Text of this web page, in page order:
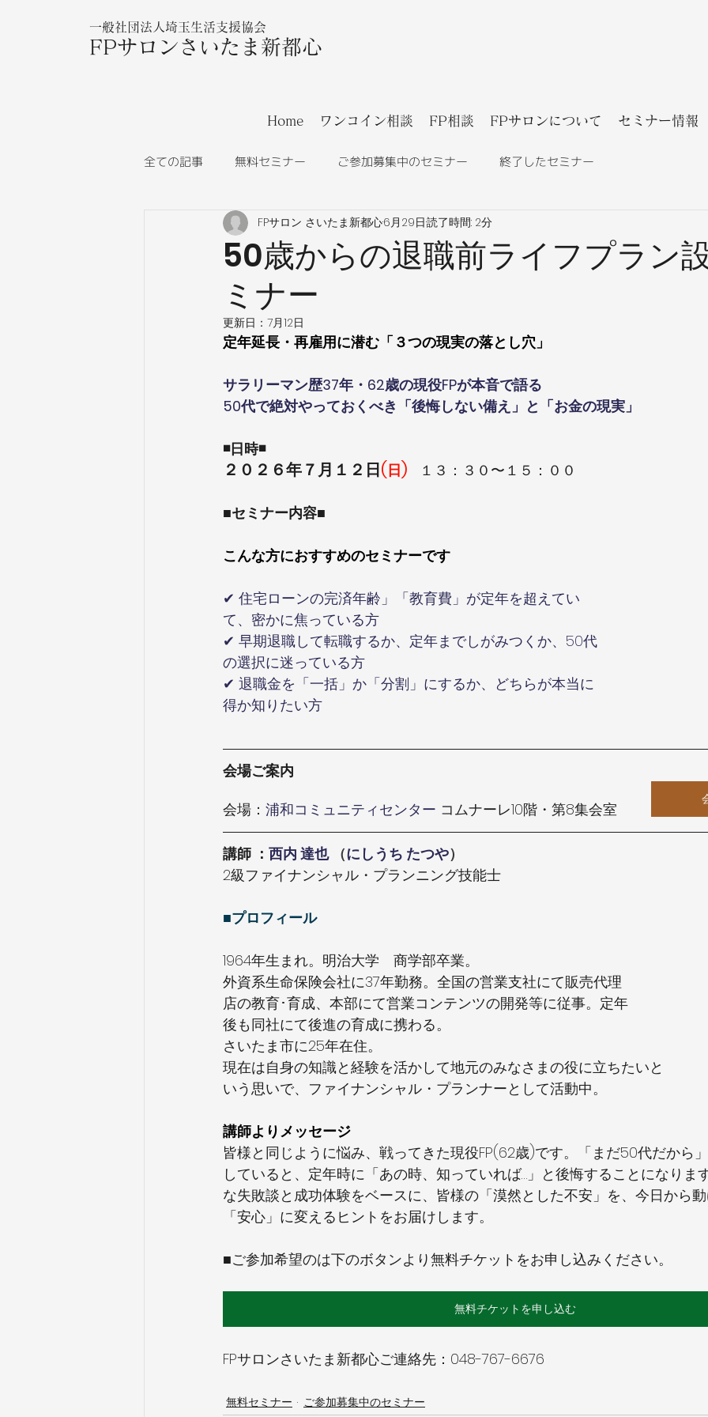
一般社団法人埼玉生活支援協会
FPサロンさいたま新都心
Home ワンコイン相談 FP相談 FPサロンについて セミナー情報
全ての記事 無料セミナー ご参加募集中のセミナー 終了したセミナー
50歳からの退職前ライフプラン
ミナー
FPサロン さいたま新都心6月29日読了時間: 2分
更新日： 7月12日
定年延長・再雇用に潜む「３つの現実の落とし穴」
サラリーマン歴37年・62歳の現役FPが本音で語る
50代で絶対やっておくべき「後悔しない備え」と「お金の現実」
◾️日時◾️
２０２６年７月１２日(日) １３：３０〜１５：００
■セミナー内容■
こんな方におすすめのセミナーです
✔︎ 住宅ローンの完済年齢」「教育費」が定年を超えてい
て、密かに焦っている方
✔︎ 早期退職して転職するか、定年までしがみつくか、50代
の選択に迷っている方
✔︎ 退職金を「一括」か「分割」にするか、どちらが本当に
得か知りたい方
会場ご案内
会場： 浦和コミュニティセンター コムナーレ10階・第8集会室
講師 ： 西内 達也 （にしうち たつや）
2級ファイナンシャル・プランニング技能士
■プロフィール
1964年生まれ。明治大学　商学部卒業。
外資系生命保険会社に37年勤務。全国の営業支社にて販売代理
店の教育･育成、本部にて営業コンテンツの開発等に従事。定年
後も同社にて後進の育成に携わる。
さいたま市に25年在住。
現在は自身の知識と経験を活かして地元のみなさまの役に立ちたいと
いう思いで、ファイナンシャル・プランナーとして活動中。
講師よりメッセージ
皆様と同じように悩み、戦ってきた現役FP(62歳)です。「まだ50代だから
していると、定年時に「あの時、知っていれば…」と後悔することになりま
な失敗談と成功体験をベースに、皆様の「漠然とした不安」を、今日から
「安心」に変えるヒントをお届けします。
■ご参加希望のは下のボタンより無料チケットをお申し込みください。
無料チケットを申し込む
FPサロンさいたま新都心ご連絡先：048-767-6676
無料セミナー ご参加募集中のセミナー